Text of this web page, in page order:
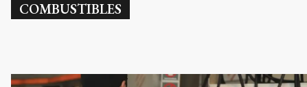
COMBUSTIBLES